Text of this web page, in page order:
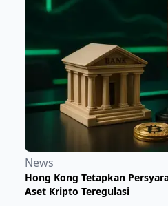
News
Hong Kong Tetapkan
Aset Kripto Teregulasi